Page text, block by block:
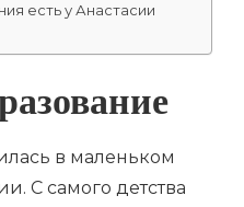
есть у Анастасии
в маленьком
С самого детства